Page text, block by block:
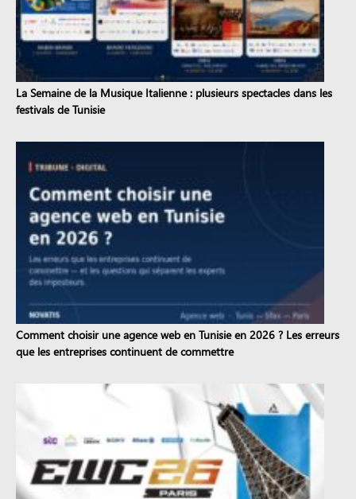
La Semaine de la Musique Italienne : plusieurs spectacles dans les
festivals de Tunisie
Comment choisir une agence web en Tunisie en 2026 ? Les erreurs
que les entreprises continuent de commettre